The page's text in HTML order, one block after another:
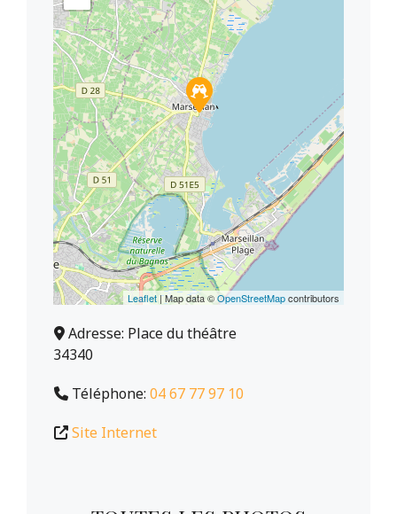
Leaflet | Map data ©OpenStreetMapcontributors
Adresse: Place du théâtre
34340
Téléphone: 04 67 77 97 10
Site Internet